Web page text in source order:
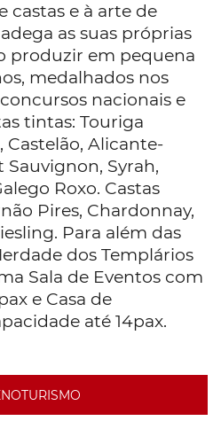
castas e à arte de
as suas próprias
produzir em pequena
medalhados nos
nacionais e
tintas: Touriga
Castelão, Alicante-
Syrah,
Roxo. Castas
Pires, Chardonnay,
Para além das
dos Templários
Sala de Eventos com
e Casa de
até 14pax.